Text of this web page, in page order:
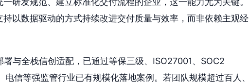
以数据驱动的方式持续改进交付质量与效率，而非依赖主观经
与全栈信创适配，已通过等保三级、ISO27001、SOC2
信等强监管行业已有规模化落地案例。若团队规模超过百人、